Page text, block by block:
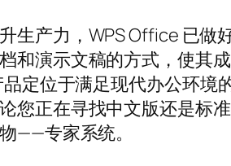
生产力，WPS Office 已
和演示文稿的方式，使其
定位于满足现代办公环
正在寻找中文版还是标
——专家系统。